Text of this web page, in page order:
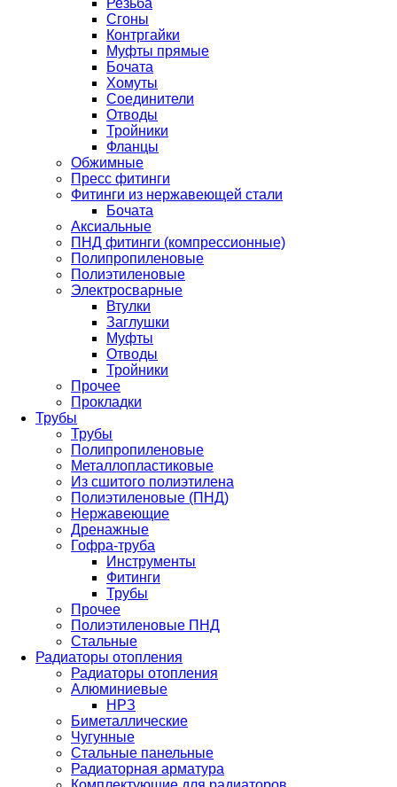
Резьба
Сгоны
Контргайки
Муфты прямые
Бочата
Хомуты
Соединители
Отводы
Тройники
Фланцы
Обжимные
Пресс фитинги
Фитинги из нержавеющей стали
Бочата
Аксиальные
ПНД фитинги (компрессионные)
Полипропиленовые
Полиэтиленовые
Электросварные
Втулки
Заглушки
Муфты
Отводы
Тройники
Прочее
Прокладки
Трубы
Трубы
Полипропиленовые
Металлопластиковые
Из сшитого полиэтилена
Полиэтиленовые (ПНД)
Нержавеющие
Дренажные
Гофра-труба
Инструменты
Фитинги
Трубы
Прочее
Полиэтиленовые ПНД
Стальные
Радиаторы отопления
Радиаторы отопления
Алюминиевые
НРЗ
Биметаллические
Чугунные
Стальные панельные
Радиаторная арматура